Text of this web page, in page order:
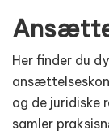
Her finder du
og de juridiske
samler